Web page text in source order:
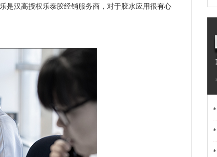
是汉高授权乐泰胶经销服务商，对于胶水应用很有心
*
*
*